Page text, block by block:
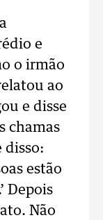
e
o irmão
ao
e disse
chamas
disso:
estão
Depois
Não